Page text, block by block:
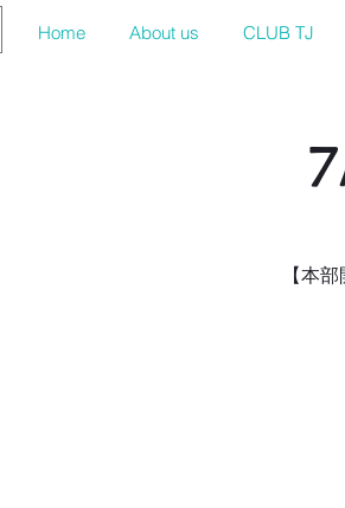
Home About us CLUB TJ
【本